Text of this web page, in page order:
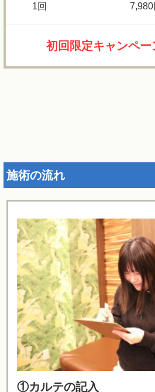
1回 7,980
初回限定キャンペ
施術の流れ
①カルテの記入